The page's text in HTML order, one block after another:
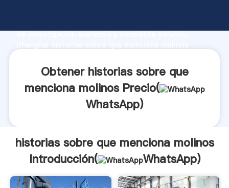
de investigación avanzada y excelente servicio,
clientes.Obtener historias sobre que
menciona molinos Precio(
WhatsApp)
historias sobre que menciona molinos
Introducción(
WhatsApp)